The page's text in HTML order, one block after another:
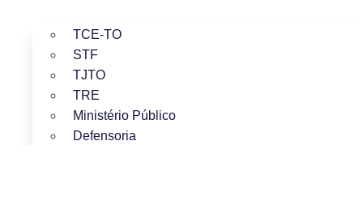
TCE-TO
STF
TJTO
TRE
Ministério Público
Defensoria